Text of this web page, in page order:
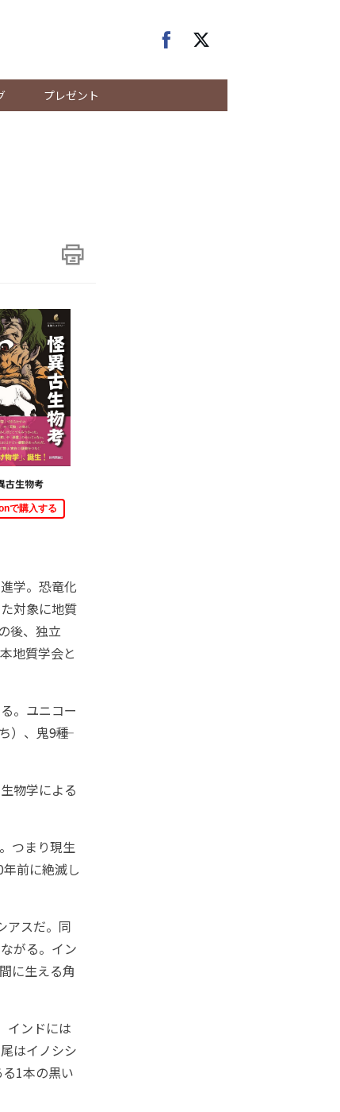
プレゼント
古生物考
で購入する
学。恐竜化
対象に地質
後、独立
地質学会と
。ユニコー
、鬼――9種
物学による
つまり現生
前に絶滅し
アスだ。同
がる。イン
に生える角
インドには
はイノシシ
1本の黒い